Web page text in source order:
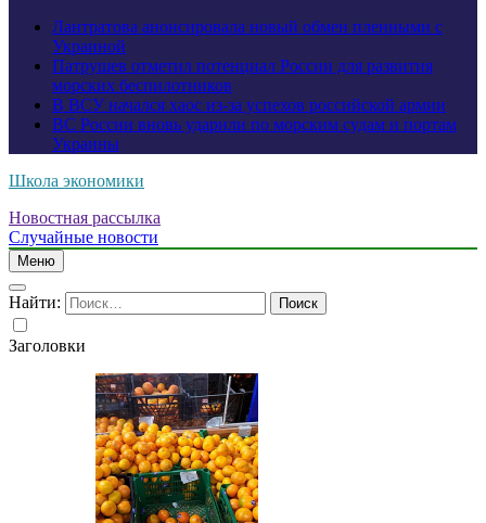
Лантратова анонсировала новый обмен пленными с
Украиной
Патрушев отметил потенциал России для развития
морских беспилотников
В ВСУ начался хаос из-за успехов российской армии
ВС России вновь ударили по морским судам и портам
Украины
Школа экономики
Новостная рассылка
Случайные новости
Меню
Найти:
Заголовки